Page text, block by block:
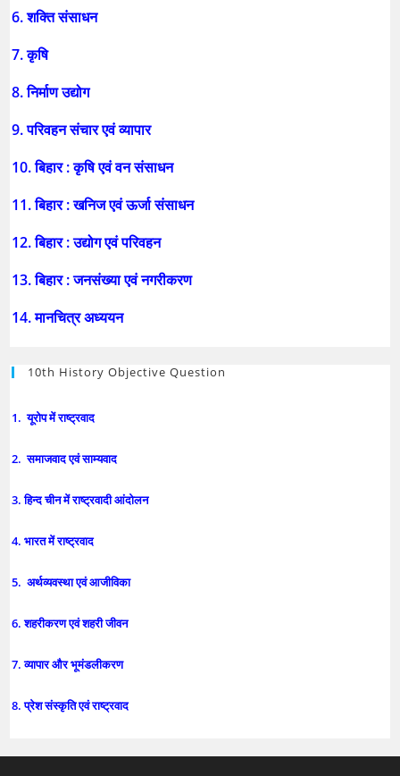
6. शक्ति संसाधन
7. कृषि
8. निर्माण उद्योग
9. परिवहन संचार एवं व्यापार
10. बिहार : कृषि एवं वन संसाधन
11. बिहार : खनिज एवं ऊर्जा संसाधन
12. बिहार : उद्योग एवं परिवहन
13. बिहार : जनसंख्या एवं नगरीकरण
14. मानचित्र अध्ययन
10th History Objective Question
1. यूरोप में राष्ट्रवाद
2. समाजवाद एवं साम्यवाद
3. हिन्द चीन में राष्ट्रवादी आंदोलन
4. भारत में राष्ट्रवाद
5. अर्थव्यवस्था एवं आजीविका
6. शहरीकरण एवं शहरी जीवन
7. व्यापार और भूमंडलीकरण
8. प्रेश संस्कृति एवं राष्ट्रवाद